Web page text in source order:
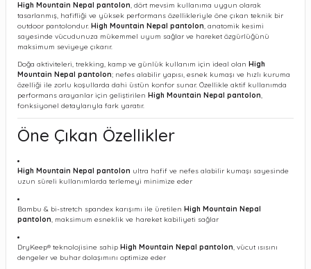
High Mountain Nepal pantolon, dört mevsim kullanıma uygun olarak
tasarlanmış, hafifliği ve yüksek performans özellikleriyle öne çıkan teknik bir
outdoor pantolondur. High Mountain Nepal pantolon, anatomik kesimi
sayesinde vücudunuza mükemmel uyum sağlar ve hareket özgürlüğünü
maksimum seviyeye çıkarır.
Doğa aktiviteleri, trekking, kamp ve günlük kullanım için ideal olan High
Mountain Nepal pantolon; nefes alabilir yapısı, esnek kumaşı ve hızlı kuruma
özelliği ile zorlu koşullarda dahi üstün konfor sunar. Özellikle aktif kullanımda
performans arayanlar için geliştirilen High Mountain Nepal pantolon,
fonksiyonel detaylarıyla fark yaratır.
Öne Çıkan Özellikler
High Mountain Nepal pantolon ultra hafif ve nefes alabilir kumaşı sayesinde
uzun süreli kullanımlarda terlemeyi minimize eder
Bambu & bi-stretch spandex karışımı ile üretilen High Mountain Nepal
pantolon, maksimum esneklik ve hareket kabiliyeti sağlar
DryKeep® teknolojisine sahip High Mountain Nepal pantolon, vücut ısısını
dengeler ve buhar dolaşımını optimize eder